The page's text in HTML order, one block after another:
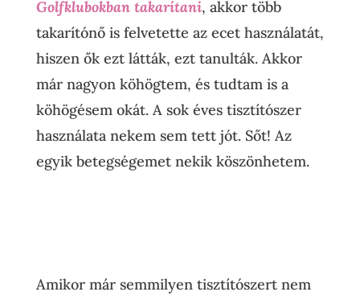
Golfklubokban takarítani, akkor több
takarítónő is felvetette az ecet használatát,
hiszen ők ezt látták, ezt tanulták. Akkor
már nagyon köhögtem, és tudtam is a
köhögésem okát. A sok éves tisztítószer
használata nekem sem tett jót. Sőt! Az
egyik betegségemet nekik köszönhetem.
Amikor már semmilyen tisztítószert nem